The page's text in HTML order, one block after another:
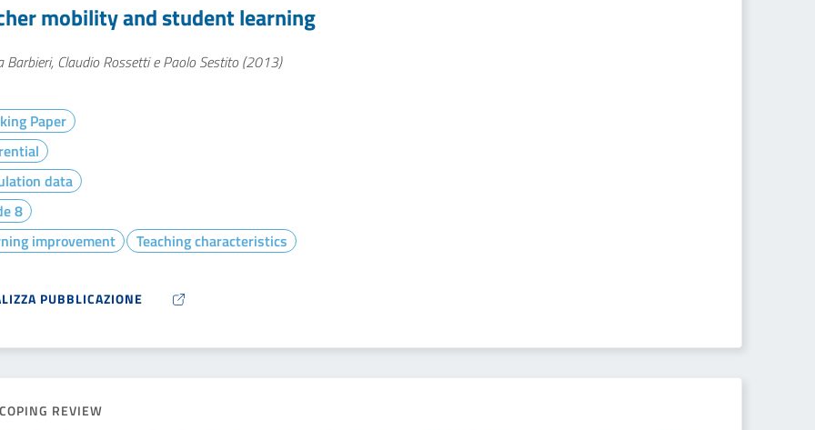
mobility and student learning
Barbieri, Claudio Rossetti e Paolo Sestito (2013)
Paper
data
8
improvement
Teaching characteristics
PUBBLICAZIONE
REVIEW